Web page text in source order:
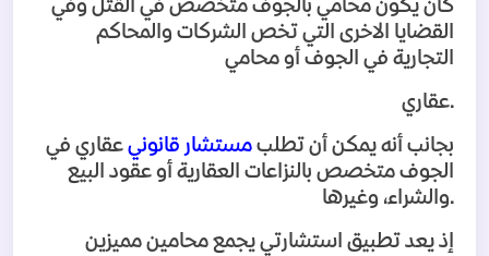
كأن يكون محامي بالجوف متخصص في القتل وفي
القضايا الاخرى التي تخص الشركات والمحاكم
التجارية في الجوف أو محامي
عقاري.
بجانب أنه يمكن أن تطلب مستشار قانوني عقاري في
الجوف متخصص بالنزاعات العقارية أو عقود البيع
والشراء، وغيرها.
إذ يعد تطبيق استشارتي يجمع محامين مميزين